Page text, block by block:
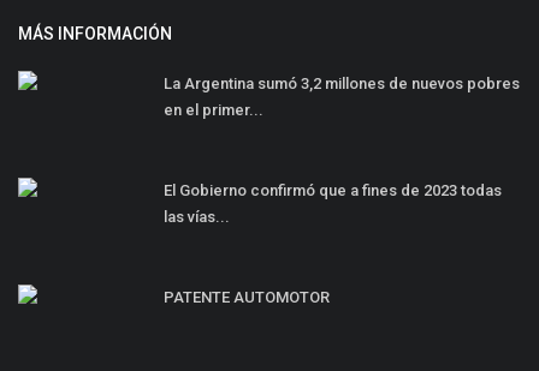
MÁS INFORMACIÓN
La Argentina sumó 3,2 millones de nuevos pobres
en el primer...
El Gobierno confirmó que a fines de 2023 todas
las vías...
PATENTE AUTOMOTOR